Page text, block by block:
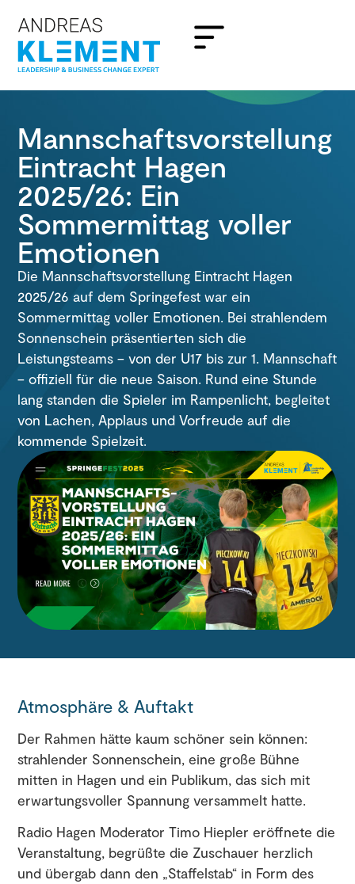
Mannschaftsvorstellung
Eintracht Hagen
2025/26: Ein
Sommermittag voller
Emotionen
Die Mannschaftsvorstellung Eintracht Hagen
2025/26 auf dem Springefest war ein
Sommermittag voller Emotionen. Bei strahlendem
Sonnenschein präsentierten sich die
Leistungsteams – von der U17 bis zur 1. Mannschaft
– offiziell für die neue Saison. Rund eine Stunde
lang standen die Spieler im Rampenlicht, begleitet
von Lachen, Applaus und Vorfreude auf die
kommende Spielzeit.
Atmosphäre & Auftakt
Der Rahmen hätte kaum schöner sein können:
strahlender Sonnenschein, eine große Bühne
mitten in Hagen und ein Publikum, das sich mit
erwartungsvoller Spannung versammelt hatte.
Radio Hagen Moderator Timo Hiepler eröffnete die
Veranstaltung, begrüßte die Zuschauer herzlich
und übergab dann den „Staffelstab“ in Form des